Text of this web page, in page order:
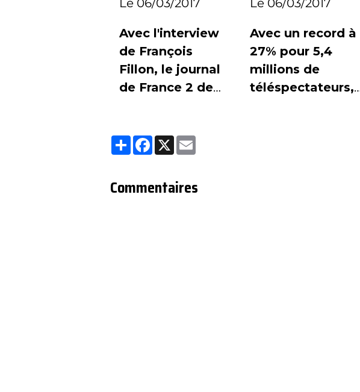
au journal de
France 2
Avec l'interview
de François
Fillon, le journal
de France 2 de
réunit plus de 7,8
millions de
pour TF1
Avec un record à
27% pour 5,4
millions de
téléspectateurs,
Partager
Facebook
X
Commentaires